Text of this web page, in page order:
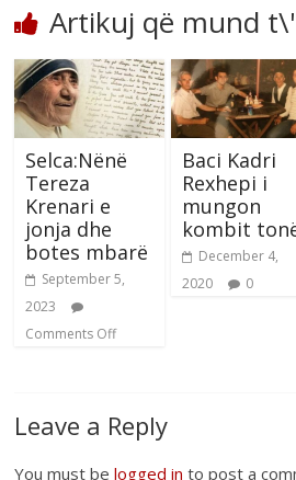
Artikuj që mund
Selca:Nënë
Tereza
Krenari e
jonja dhe
botes mbarë
September 5,
2023
Comments Off
Baci Kadri
Rexhepi i
mungon
kombit
December 4,
2020
0
Leave a Reply
You must belogged in to post a